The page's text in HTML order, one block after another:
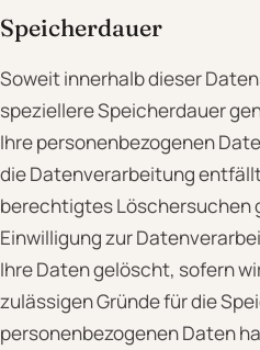
Speicherdauer
Soweit innerhalb dieser
speziellere Speicherdauer
Ihre personenbezogenen
die Datenverarbeitung
berechtigtes Löschersuchen
Einwilligung zur
Ihre Daten gelöscht, sofern
zulässigen Gründe für die
personenbezogenen Daten